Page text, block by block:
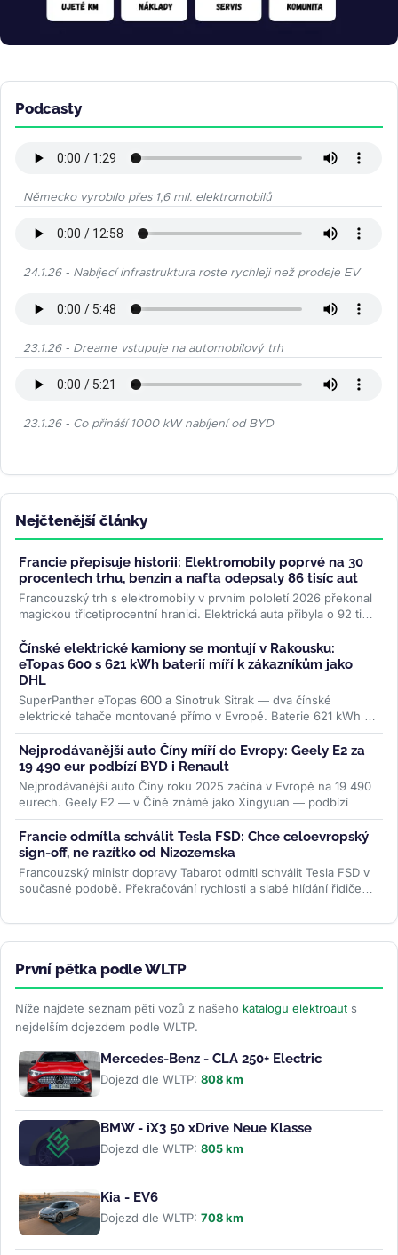
Podcasty
Německo vyrobilo přes 1,6 mil. elektromobilů
24.1.26 - Nabíjecí infrastruktura roste rychleji než prodeje EV
23.1.26 - Dreame vstupuje na automobilový trh
23.1.26 - Co přináší 1000 kW nabíjení od BYD
Nejčtenější články
Francie přepisuje historii: Elektromobily poprvé na 30
procentech trhu, benzin a nafta odepsaly 86 tisíc aut
Francouzský trh s elektromobily v prvním pololetí 2026 překonal
magickou třicetiprocentní hranici. Elektrická auta přibyla o 92 tisíc
kusů...>>
Čínské elektrické kamiony se montují v Rakousku:
eTopas 600 s 621 kWh baterií míří k zákazníkům jako
DHL
SuperPanther eTopas 600 a Sinotruk Sitrak — dva čínské
elektrické tahače montované přímo v Evropě. Baterie 621 kWh od
CATL, reálný...>>
Nejprodávanější auto Číny míří do Evropy: Geely E2 za
19 490 eur podbízí BYD i Renault
Nejprodávanější auto Číny roku 2025 začíná v Evropě na 19 490
eurech. Geely E2 — v Číně známé jako Xingyuan — podbízí
BYD...>>
Francie odmítla schválit Tesla FSD: Chce celoevropský
sign-off, ne razítko od Nizozemska
Francouzský ministr dopravy Tabarot odmítl schválit Tesla FSD v
současné podobě. Překračování rychlosti a slabé hlídání řidiče
První pětka podle WLTP
Níže najdete seznam pěti vozů z našeho katalogu elektroaut s
nejdelším dojezdem podle WLTP.
Mercedes-Benz - CLA 250+ Electric
Dojezd dle WLTP: 808 km
BMW - iX3 50 xDrive Neue Klasse
Dojezd dle WLTP: 805 km
Kia - EV6
Dojezd dle WLTP: 708 km